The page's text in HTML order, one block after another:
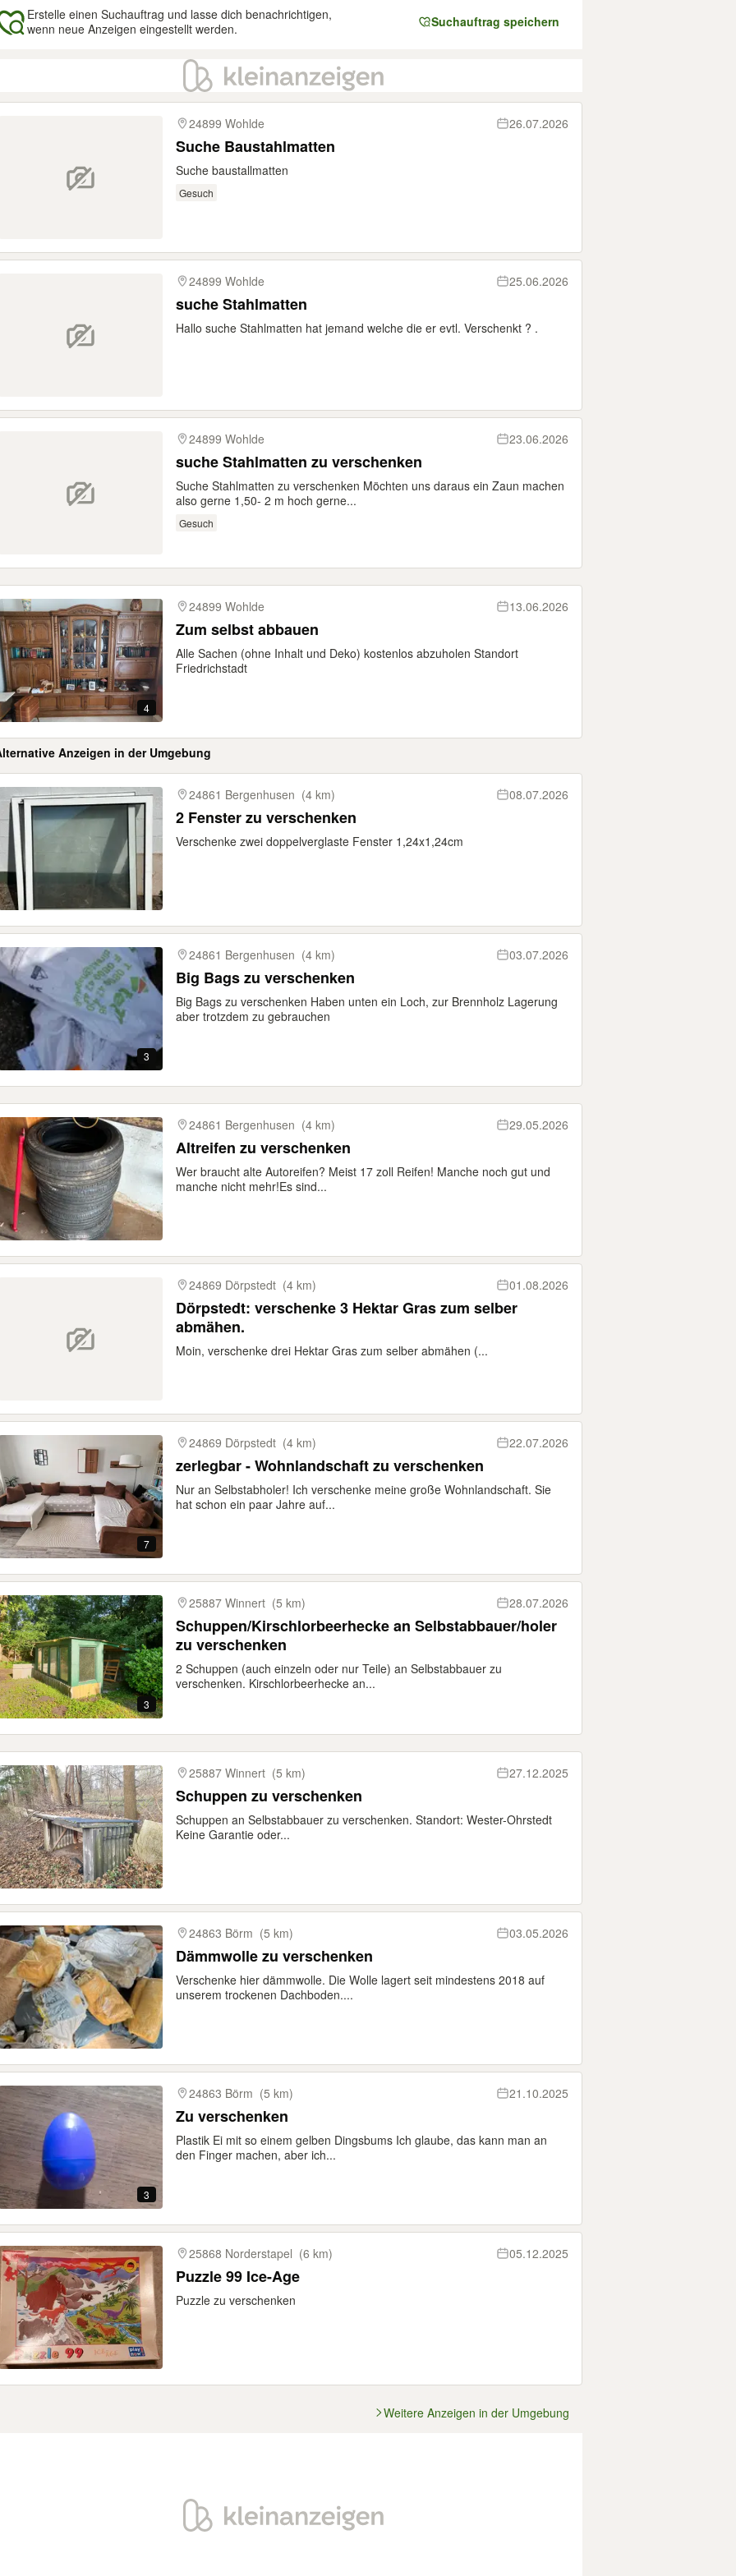
Erstelle einen Suchauftrag und lasse dich benachrichtigen,
wenn neue Anzeigen eingestellt werden.
Suchauftrag speichern
24899 Wohlde
26.07.2026
Suche Baustahlmatten
Suche baustallmatten
Gesuch
24899 Wohlde 25.06.2026
suche Stahlmatten
Hallo suche Stahlmatten hat jemand welche die er evtl. Verschenkt ? .
24899 Wohlde 23.06.2026
suche Stahlmatten zu verschenken
Suche Stahlmatten zu verschenken Möchten uns daraus ein Zaun machen
also gerne 1,50- 2 m hoch gerne...
Gesuch
4
24899 Wohlde 13.06.2026
Zum selbst abbauen
Alle Sachen (ohne Inhalt und Deko) kostenlos abzuholen Standort
Friedrichstadt
Anzeigen in der Umgebung
24861 Bergenhusen (4 km) 08.07.2026
2 Fenster zu verschenken
Verschenke zwei doppelverglaste Fenster 1,24x1,24cm
3
24861 Bergenhusen (4 km) 03.07.2026
Big Bags zu verschenken
Big Bags zu verschenken Haben unten ein Loch, zur Brennholz Lagerung
aber trotzdem zu gebrauchen
24861 Bergenhusen (4 km) 29.05.2026
Altreifen zu verschenken
Wer braucht alte Autoreifen? Meist 17 zoll Reifen! Manche noch gut und
manche nicht mehr!Es sind...
24869 Dörpstedt (4 km) 01.08.2026
Dörpstedt: verschenke 3 Hektar Gras zum selber
abmähen.
Moin, verschenke drei Hektar Gras zum selber abmähen (...
7
24869 Dörpstedt (4 km) 22.07.2026
zerlegbar - Wohnlandschaft zu verschenken
Nur an Selbstabholer! Ich verschenke meine große Wohnlandschaft. Sie
hat schon ein paar Jahre auf...
3
25887 Winnert (5 km) 28.07.2026
Schuppen/Kirschlorbeerhecke an Selbstabbauer/holer
zu verschenken
2 Schuppen (auch einzeln oder nur Teile) an Selbstabbauer zu
verschenken. Kirschlorbeerhecke an...
25887 Winnert (5 km) 27.12.2025
Schuppen zu verschenken
Schuppen an Selbstabbauer zu verschenken. Standort: Wester-Ohrstedt
Keine Garantie oder...
24863 Börm (5 km) 03.05.2026
Dämmwolle zu verschenken
Verschenke hier dämmwolle. Die Wolle lagert seit mindestens 2018 auf
unserem trockenen Dachboden....
3
24863 Börm (5 km) 21.10.2025
Zu verschenken
Plastik Ei mit so einem gelben Dingsbums Ich glaube, das kann man an
den Finger machen, aber ich...
25868 Norderstapel (6 km) 05.12.2025
Puzzle 99 Ice-Age
Puzzle zu verschenken
Weitere Anzeigen in der Umgebung